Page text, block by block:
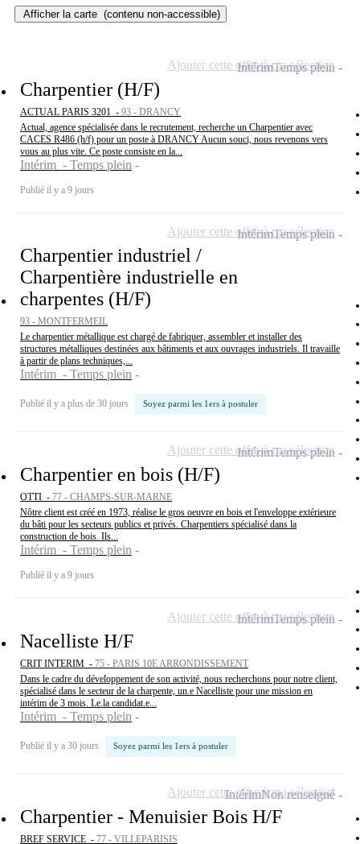
Afficher la carte (contenu non-accessible)
Charpentier (H/F)
ACTUAL PARIS 3201 - 93 - DRANCY
Actual, agence spécialisée dans le recrutement, recherche un Charpentier avec
CACES R486 (h/f) pour un poste à DRANCY Aucun souci, nous revenons vers
vous au plus vite. Ce poste consiste en la...
Intérim - Temps plein
Publié il y a 9 jours
IntérimTemps plein
Ajouter cette offre à ma sélection
Charpentier industriel /
Charpentière industrielle en
charpentes (H/F)
93 - MONTFERMEIL
Le charpentier métallique est chargé de fabriquer, assembler et installer des
structures métalliques destinées aux bâtiments et aux ouvrages industriels. Il travaille
à partir de plans techniques,...
Intérim - Temps plein
Publié il y a plus de 30 jours Soyez parmi les 1ers à postuler
IntérimTemps plein
Ajouter cette offre à ma sélection
Charpentier en bois (H/F)
OTTI - 77 - CHAMPS-SUR-MARNE
Nôtre client est créé en 1973, réalise le gros oeuvre en bois et l'enveloppe extérieure
du bâti pour les secteurs publics et privés. Charpentiers spécialisé dans la
construction de bois. Ils...
Intérim - Temps plein
Publié il y a 9 jours
IntérimTemps plein
Ajouter cette offre à ma sélection
Nacelliste H/F
CRIT INTERIM - 75 - PARIS 10E ARRONDISSEMENT
Dans le cadre du développement de son activité, nous recherchons pour notre client,
spécialisé dans le secteur de la charpente, un.e Nacelliste pour une mission en
intérim de 3 mois. Le.la candidat.e...
Intérim - Temps plein
Publié il y a 30 jours Soyez parmi les 1ers à postuler
IntérimTemps plein
Ajouter cette offre à ma sélection
Charpentier - Menuisier Bois H/F
BREF SERVICE - 77 - VILLEPARISIS
IntérimNon renseigné
Ajouter cette offre à ma sélection